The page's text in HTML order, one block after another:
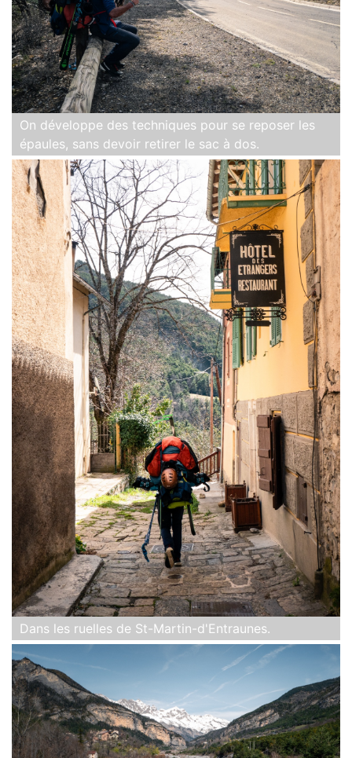
On développe des techniques pour se reposer les
épaules, sans devoir retirer le sac à dos.
Dans les ruelles de St-Martin-d'Entraunes.